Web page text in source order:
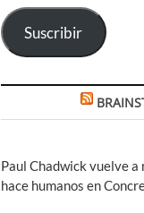
Suscribir
Paul Chadwick vuelve a
hace humanos en